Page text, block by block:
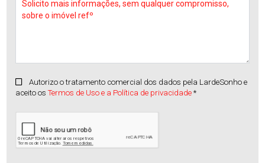
Manhente
Venda :245.000€
Apartamento
Autorizo o tratamento comercial dos dados pela LardeSonho e
aceito os Termos de Uso e a Política de privacidade *